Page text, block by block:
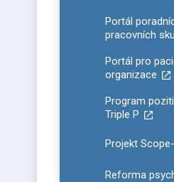
Portál
pracovních
Portál pro
organizace
Program
Triple P
Projekt
Reforma